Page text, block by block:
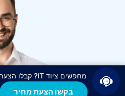
מחפשים ציוד IT? קבלו הצעת מחיר תוך 24 שעות!
בקשו הצעת מחיר